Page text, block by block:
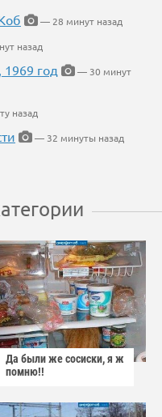
— 28 минут назад
назад
год
— 30 минут
назад
— 32 минуты назад
Да были же сосиски, я ж
помню!!